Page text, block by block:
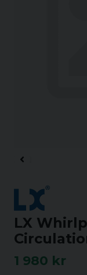
LX
1 980 kr